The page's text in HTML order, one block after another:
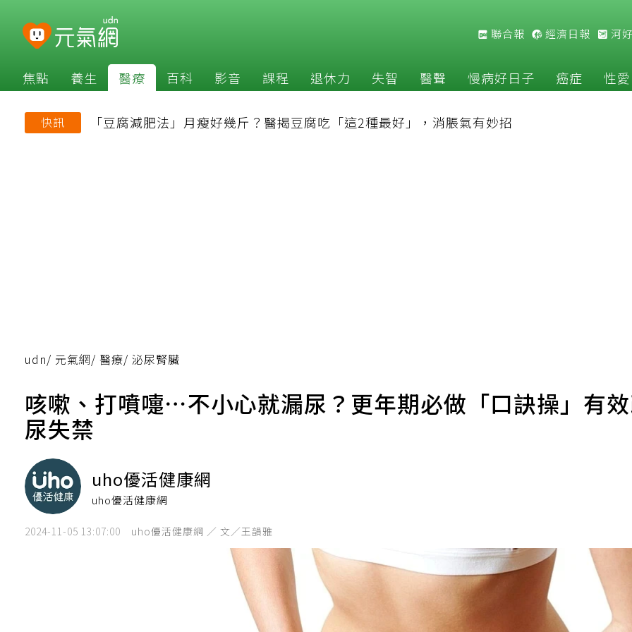
聯合報 經濟日報 河
焦點 養生 醫療 百科 影音 課程 退休力 失智 醫聲 慢病好日子 癌症 性愛
快訊 「豆腐減肥法」月瘦好幾斤？醫揭豆腐吃「這2種最好」，消脹氣有妙招
udn/ 元氣網/ 醫療/ 泌尿腎臟
咳嗽、打噴嚏⋯不小心就漏尿？更年期必做「口訣操」有
尿失禁
uho優活健康網
uho優活健康網
2024-11-05 13:07:00 uho優活健康網 ／ 文／王韻雅